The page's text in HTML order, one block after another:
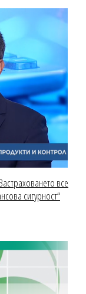
все
сигурност“